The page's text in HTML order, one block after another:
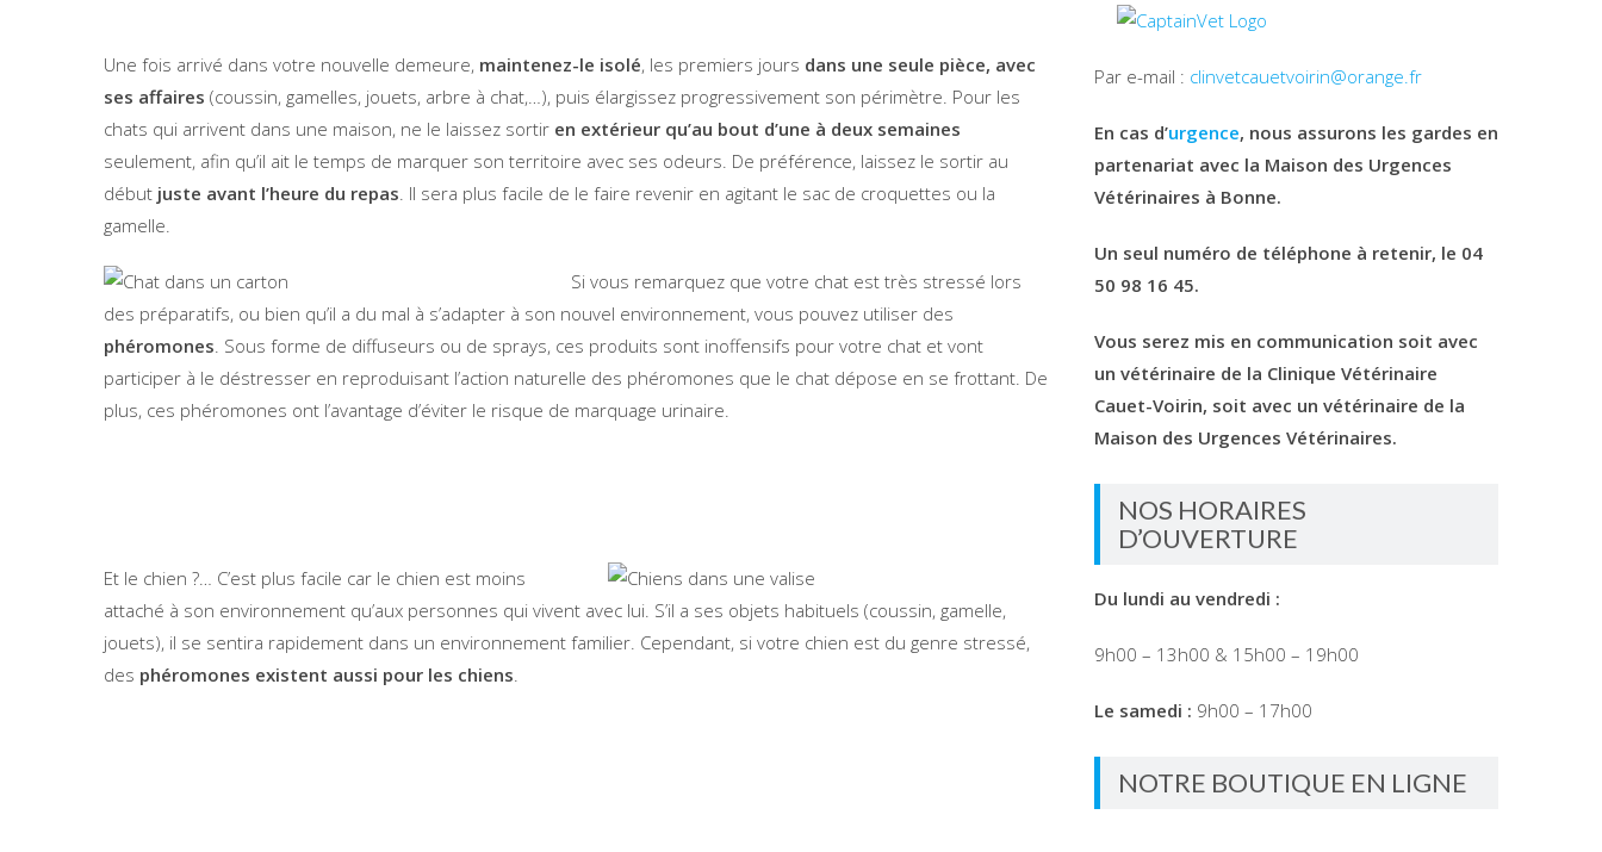
Une fois arrivé dans votre nouvelle demeure, maintenez-le isolé, les premiers jours dans une seule pièce, avec
ses affaires (coussin, gamelles, jouets, arbre à chat,…), puis élargissez progressivement son périmètre. Pour les
chats qui arrivent dans une maison, ne le laissez sortir en extérieur qu’au bout d’une à deux semaines
seulement, afin qu’il ait le temps de marquer son territoire avec ses odeurs. De préférence, laissez le sortir au
début juste avant l’heure du repas. Il sera plus facile de le faire revenir en agitant le sac de croquettes ou la
gamelle.
Si vous remarquez que votre chat est très stressé lors
des préparatifs, ou bien qu’il a du mal à s’adapter à son nouvel environnement, vous pouvez utiliser des
phéromones. Sous forme de diffuseurs ou de sprays, ces produits sont inoffensifs pour votre chat et vont
participer à le déstresser en reproduisant l’action naturelle des phéromones que le chat dépose en se frottant. De
plus, ces phéromones ont l’avantage d’éviter le risque de marquage urinaire.
Et le chien ?… C’est plus facile car le chien est moins
attaché à son environnement qu’aux personnes qui vivent avec lui. S’il a ses objets habituels (coussin, gamelle,
jouets), il se sentira rapidement dans un environnement familier. Cependant, si votre chien est du genre stressé,
des phéromones existent aussi pour les chiens.
Par e-mail : clinvetcauetvoirin@orange.fr
En cas d’urgence, nous assurons les gardes en
partenariat avec la Maison des Urgences
Vétérinaires à Bonne.
Un seul numéro de téléphone à retenir, le 04
50 98 16 45.
Vous serez mis en communication soit avec
un vétérinaire de la Clinique Vétérinaire
Cauet-Voirin, soit avec un vétérinaire de la
Maison des Urgences Vétérinaires.
NOS HORAIRES
D’OUVERTURE
Du lundi au vendredi :
9h00 – 13h00 & 15h00 – 19h00
Le samedi : 9h00 – 17h00
NOTRE BOUTIQUE EN LIGNE